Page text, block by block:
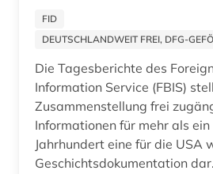
exponat (1)
expressionismus (1)
fachsprache (1)
faksimile (2)
FID
DEUTSCHLANDWEIT FREI, DFG-
Die Tagesberichte des
Information Service (FBIS)
Zusammenstellung frei
Informationen für mehr als
Jahrhundert eine für die USA
Geschichtsdokumentation